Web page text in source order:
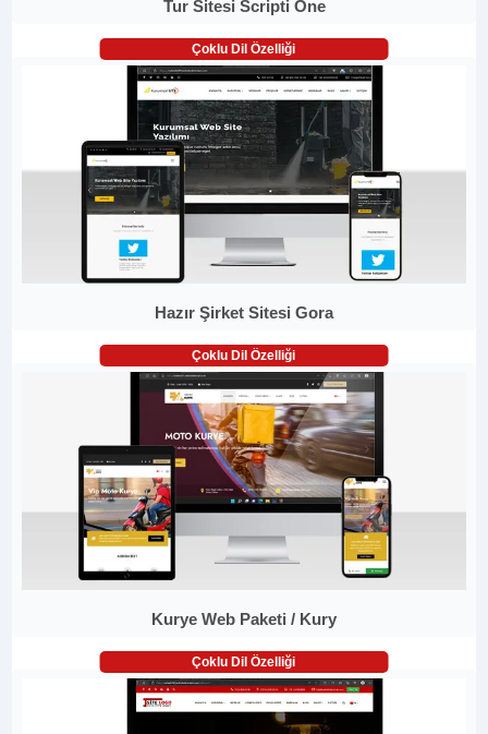
Tur Sitesi Scripti One
Çoklu Dil Özelliği
Hazır Şirket Sitesi Gora
Çoklu Dil Özelliği
Kurye Web Paketi / Kury
Çoklu Dil Özelliği